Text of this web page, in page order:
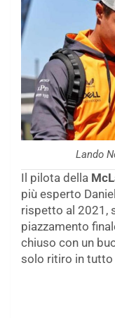
Lando
Il pilota della
più esperto
rispetto al 2021,
piazzamento
chiuso con un
solo ritiro in tutto